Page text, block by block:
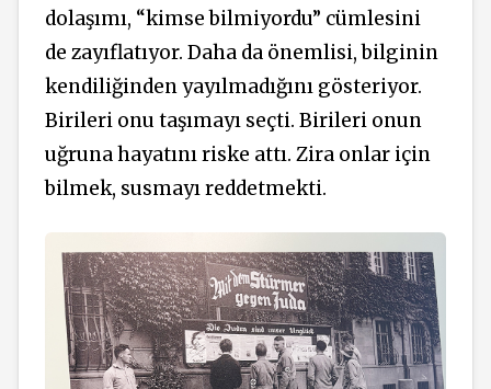
dolaşımı, “kimse bilmiyordu” cümlesini
de zayıflatıyor. Daha da önemlisi, bilginin
kendiliğinden yayılmadığını gösteriyor.
Birileri onu taşımayı seçti. Birileri onun
uğruna hayatını riske attı. Zira onlar için
bilmek, susmayı reddetmekti.